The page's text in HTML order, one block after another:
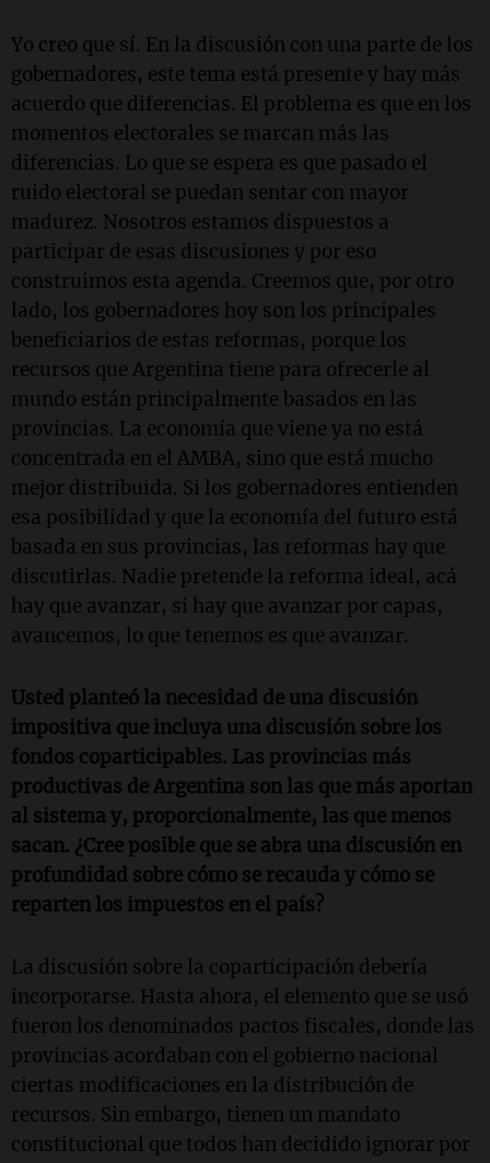
Yo creo que sí. En la discusión con una parte de los
gobernadores, este tema está presente y hay más
acuerdo que diferencias. El problema es que en los
momentos electorales se marcan más las
diferencias. Lo que se espera es que pasado el
ruido electoral se puedan sentar con mayor
madurez. Nosotros estamos dispuestos a
participar de esas discusiones y por eso
construimos esta agenda. Creemos que, por otro
lado, los gobernadores hoy son los principales
beneficiarios de estas reformas, porque los
recursos que Argentina tiene para ofrecerle al
mundo están principalmente basados en las
provincias. La economía que viene ya no está
concentrada en el AMBA, sino que está mucho
mejor distribuida. Si los gobernadores entienden
esa posibilidad y que la economía del futuro está
basada en sus provincias, las reformas hay que
discutirlas. Nadie pretende la reforma ideal, acá
hay que avanzar, si hay que avanzar por capas,
avancemos, lo que tenemos es que avanzar.
Usted planteó la necesidad de una discusión
impositiva que incluya una discusión sobre los
fondos coparticipables. Las provincias más
productivas de Argentina son las que más aportan
al sistema y, proporcionalmente, las que menos
sacan. ¿Cree posible que se abra una discusión en
profundidad sobre cómo se recauda y cómo se
reparten los impuestos en el país?
La discusión sobre la coparticipación debería
incorporarse. Hasta ahora, el elemento que se usó
fueron los denominados pactos fiscales, donde las
provincias acordaban con el gobierno nacional
ciertas modificaciones en la distribución de
recursos. Sin embargo, tienen un mandato
constitucional que todos han decidido ignorar por